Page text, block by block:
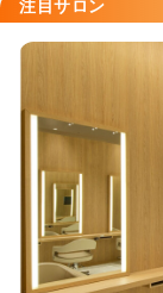
注目サロン